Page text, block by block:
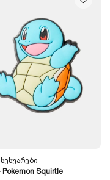
Pokemon Squirtle